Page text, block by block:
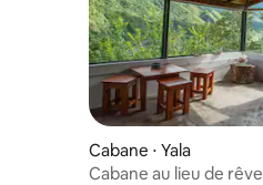
Cabane ⋅ Yala
Cabane au lieu de rêve